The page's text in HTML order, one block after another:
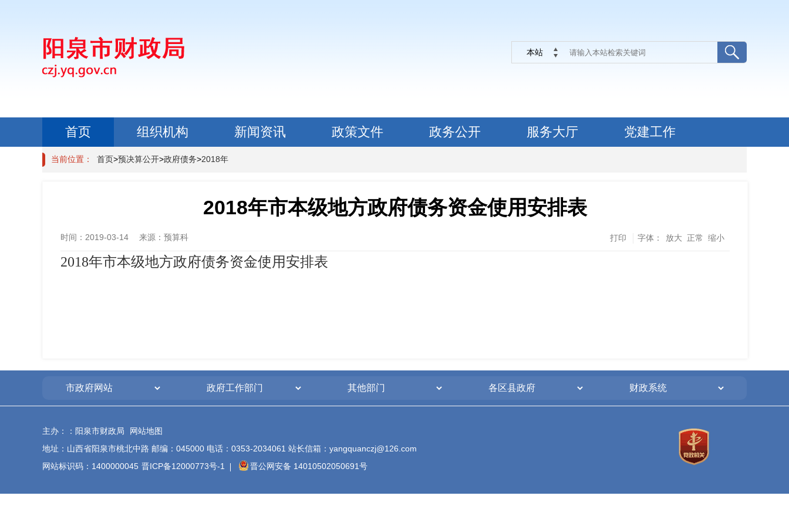
本站
首页 组织机构 新闻资讯 政策文件 政务公开 服务大厅
党建工作
政民互动
当前位置： 首页>预决算公开>政府债务>2018年
2018年市本级地方政府债务资金使用安排表
时间： 2019-03-14 来源： 预算科 打印 字体： 放大 正常 缩小
2018年市本级地方政府债务资金使用安排表
主办：：阳泉市财政局
网站地图
地址：山西省阳泉市桃北中路 邮编：045000 电话：0353-2034061 站长信箱：yangquanczj@126.com
网站标识码：1400000045 晋ICP备12000773号-1 晋公网安备 14010502050691号